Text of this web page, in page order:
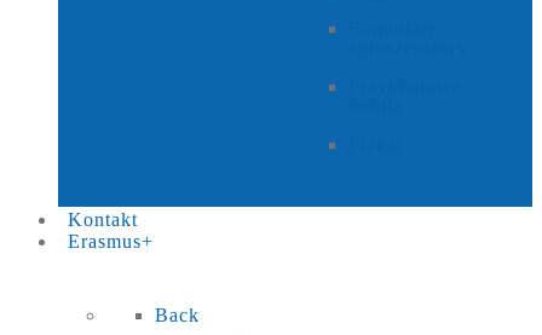
Kontakt
Erasmus+
Back